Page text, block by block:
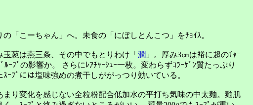
「こーちゃん」へ。未食の「にぼしとんこつ」をﾁｮｲｽ。
葱は燕三条、その中でもとりわけ「 潤 」。厚み3㎝は裕に超のﾁｬｰ
ﾙｰﾌﾟの影響か。 さらにﾚｱﾁｬｰｼｭｰ一枚。変わらずｺﾗｰｹﾞﾝ質たっぷり
ｽｰﾌﾟには塩味強めの煮干しががっつり効いている。
り変化を感じない全粒粉配合低加水の平打ち気味の中太麺。麺肌